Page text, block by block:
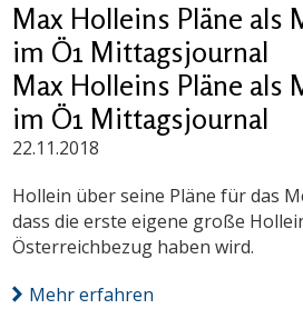
Max Holleins Pläne als
im Ö1 Mittagsjournal
Max Holleins Pläne als
im Ö1 Mittagsjournal
22.11.2018
Hollein über seine Pläne für das
dass die erste eigene große
Österreichbezug haben wird.
Mehr erfahren